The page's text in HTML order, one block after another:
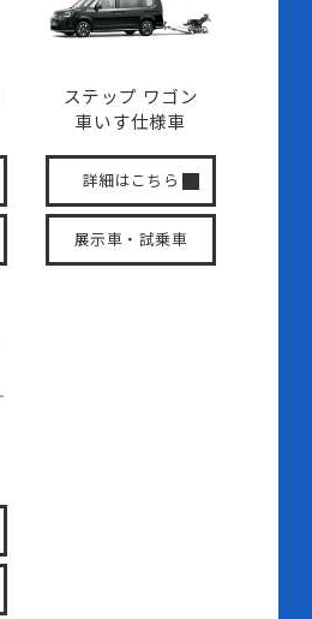
ステップ ワゴン
車いす仕様車
詳細はこちら
展示車・試乗車